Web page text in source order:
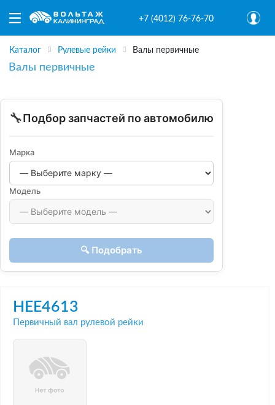
+7 (4012) 76-76-70
Каталог Рулевые рейки Валы первичные
Валы первичные
🔧Подбор запчастей по автомобилю
Марка
Модель
🔍 Подобрать
HEE4613
Первичный вал рулевой рейки